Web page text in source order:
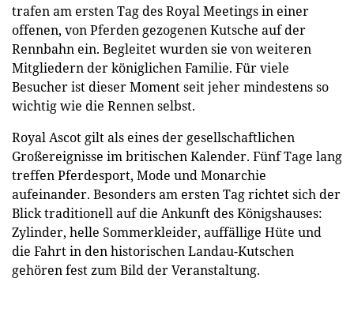
trafen am ersten Tag des Royal Meetings in einer
offenen, von Pferden gezogenen Kutsche auf der
Rennbahn ein. Begleitet wurden sie von weiteren
Mitgliedern der königlichen Familie. Für viele
Besucher ist dieser Moment seit jeher mindestens so
wichtig wie die Rennen selbst.
Royal Ascot gilt als eines der gesellschaftlichen
Großereignisse im britischen Kalender. Fünf Tage lang
treffen Pferdesport, Mode und Monarchie
aufeinander. Besonders am ersten Tag richtet sich der
Blick traditionell auf die Ankunft des Königshauses:
Zylinder, helle Sommerkleider, auffällige Hüte und
die Fahrt in den historischen Landau-Kutschen
gehören fest zum Bild der Veranstaltung.